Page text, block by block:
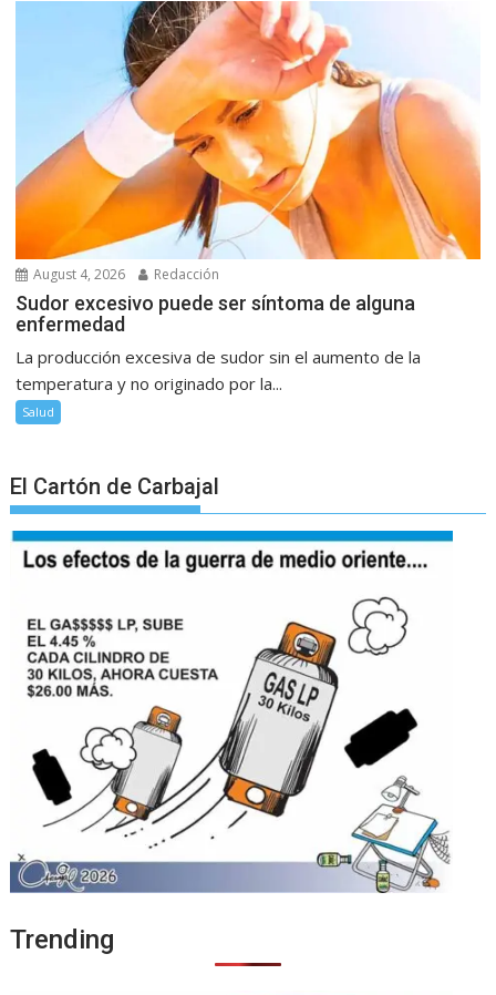
August 4, 2026 Redacción
Sudor excesivo puede ser síntoma de alguna
enfermedad
La producción excesiva de sudor sin el aumento de la
temperatura y no originado por la...
Salud
El Cartón de Carbajal
Trending